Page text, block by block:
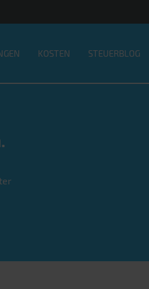
KOSTEN STEUERBLOG